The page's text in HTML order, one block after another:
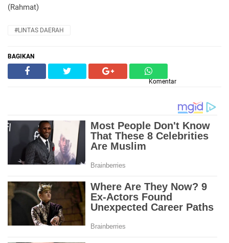
(Rahmat)
#LINTAS DAERAH
BAGIKAN
Komentar